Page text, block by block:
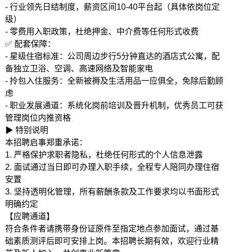
- 行业领先日结制度，薪资区间10-40平台起（具体依岗位定
级）
- 零费用入职政策，杜绝押金、中介费等任何形式收费
✅ 配套保障：
- 星级住宿标准：公司周边步行5分钟直达的酒店式公寓，配
备独立卫浴、空调、高速网络及智能家电
- 拎包入住服务：全新被褥及生活用品一应俱全，免除后勤顾
虑
- 职业发展通道：系统化岗前培训及晋升机制，优秀员工可获
管理岗位内推资格
▶ 特别说明
本招聘启事郑重承诺：
1. 严格保护求职者隐私，杜绝任何形式的个人信息泄露
2. 面试通过当日即可办理入职手续，全程专人陪同办理住宿
安置
3. 坚持透明化管理，所有薪酬条款及工作要求均以书面形式
明确约定
【应聘通道】
符合条件者请携带身份证原件至指定地点参加面试，通过基
础素质测评后即可安排上岗。本招聘长期有效，欢迎行业精